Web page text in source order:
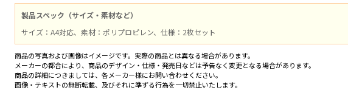
製品スペック（サイズ・素材など）
サイズ：A4対応、素材：ポリプロピレン、仕様：2枚セット
商品の写真および画像はイメージです。実際の商品とは異なる場合があります。
メーカーの都合により、商品のデザイン・仕様・発売日などは予告なく変更となる場合があります。
商品の詳細につきましては、各メーカー様にお問い合わせください。
画像・テキストの無断転載、及びそれに準ずる行為を一切禁止いたします。